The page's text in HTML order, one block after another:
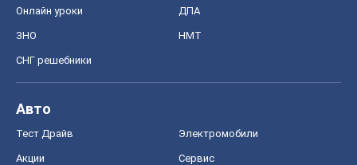
Онлайн уроки ДПА
ЗНО НМТ
СНГ решебники
Авто
Тест Драйв Электромобили
Акции Сервис